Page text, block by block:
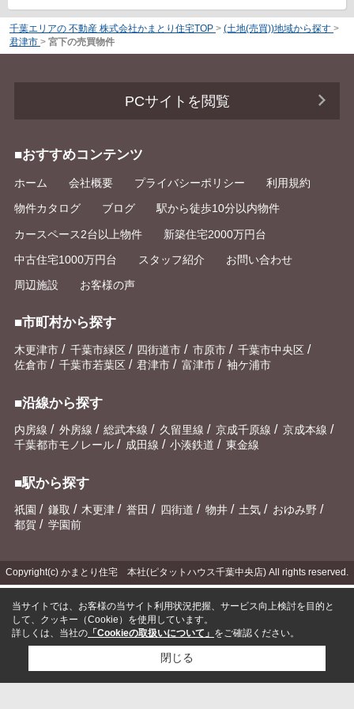
千葉エリアの 不動産 株式会社かまとり住宅TOP > (土地(売買))地域から探す >
君津市 > 宮下の売買物件
PCサイトを閲覧
■おすすめコンテンツ
ホーム 会社概要 プライバシーポリシー 利用規約
物件カタログ ブログ 駅から徒歩10分以内物件
カースペース2台以上物件 新築住宅2000万円台
中古住宅1000万円台 スタッフ紹介 お問い合わせ
周辺施設 お客様の声
■市町村から探す
木更津市 / 千葉市緑区 / 四街道市 / 市原市 / 千葉市中央区 /
佐倉市 / 千葉市若葉区 / 君津市 / 富津市 / 袖ケ浦市
■沿線から探す
内房線 / 外房線 / 総武本線 / 久留里線 / 京成千原線 / 京成本線 /
千葉都市モノレール / 成田線 / 小湊鉄道 / 東金線
■駅から探す
祇園 / 鎌取 / 木更津 / 誉田 / 四街道 / 物井 / 土気 / おゆみ野 /
都賀 / 学園前
Copyright(c) かまとり住宅 本社(ピタットハウス千葉中央店) All rights reserved.
当サイトでは、お客様の当サイト利用状況把握、サービス向上検討を目的と
して、クッキー（Cookie）を使用しています。
詳しくは、当社の 「Cookieの取扱いについて」 をご確認ください。
閉じる